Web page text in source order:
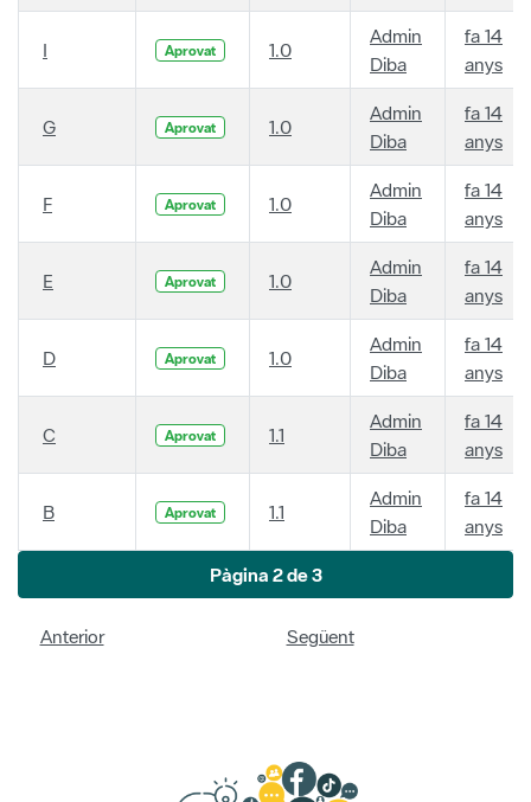
I Aprovat 1.0
Admin
Diba
fa 14
anys
G Aprovat 1.0
Admin
Diba
fa 14
anys
F Aprovat 1.0
Admin
Diba
fa 14
anys
E Aprovat 1.0
Admin
Diba
fa 14
anys
D Aprovat 1.0
Admin
Diba
fa 14
anys
C Aprovat 1.1
Admin
Diba
fa 14
anys
B Aprovat 1.1
Admin
Diba
fa 14
anys
Pàgina 2 de 3
Anterior Següent